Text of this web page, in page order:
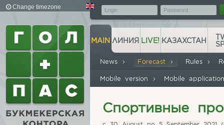
Change timezone
MAIN
News Forecast Rules
Mobile version Mobile
ЛИНИЯ LIVE! КАЗАХСТАН
Спортивные